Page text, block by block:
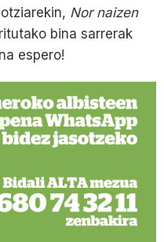
Nor naizen
bina sarrerak
espero!